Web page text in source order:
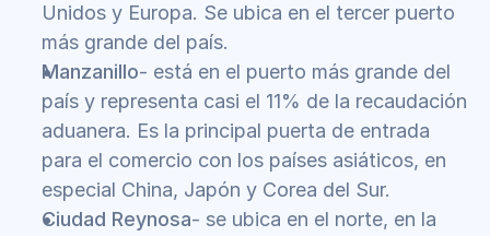
Unidos y Europa. Se ubica en el tercer puerto
más grande del país.
Manzanillo- está en el puerto más grande del
país y representa casi el 11% de la recaudación
aduanera. Es la principal puerta de entrada
para el comercio con los países asiáticos, en
especial China, Japón y Corea del Sur.
Ciudad Reynosa- se ubica en el norte, en la